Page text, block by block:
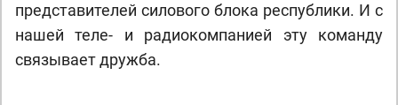
представителей силового блока республики. И с
нашей теле- и радиокомпанией эту команду
связывает дружба.